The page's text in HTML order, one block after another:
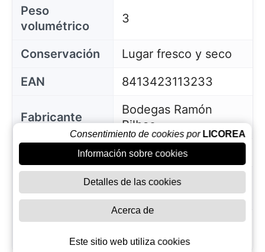
Peso
volumétrico
3
Conservación
Lugar fresco y seco
EAN
8413423113233
Fabricante
Bodegas Ramón
Bilbao
País de Orígen
España
Proporción 1
Litro EUR
22,63
Disponible
miércoles 18 mayo,
2022
Consentimiento de cookies por LICOREA
Información sobre cookies
Detalles de las cookies
Acerca de
Este sitio web utiliza cookies